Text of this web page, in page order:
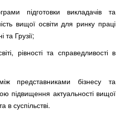
підготовки викладачів та
вищої освіти для ринку праці
та Грузії;
рівності та справедливості в
представниками бізнесу та
підвищення актуальності вищої
в суспільстві.